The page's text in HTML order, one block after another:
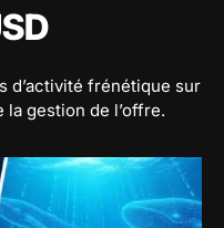
d’activité frénétique sur
la gestion de l’offre.